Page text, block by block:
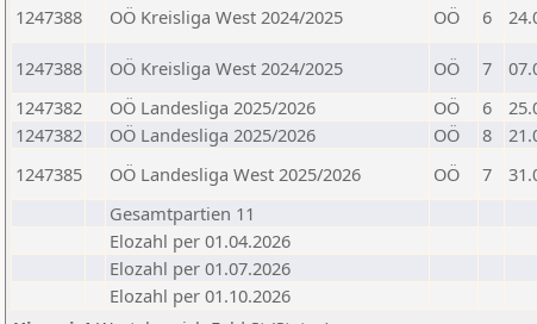
1247388
OÖ Kreisliga West 2024/2025 OÖ 6
1247388 OÖ Kreisliga West 2024/2025 OÖ 7
1247382
OÖ Landesliga 2025/2026 OÖ 6
1247382
OÖ Landesliga 2025/2026 OÖ 8
1247385
OÖ Landesliga West 2025/2026 OÖ 7
Gesamtpartien 11
Elozahl per 01.04.2026
Elozahl per 01.07.2026
Elozahl per 01.10.2026